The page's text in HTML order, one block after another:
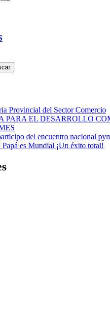
Provincial del Sector Comercio
PARA EL DESARROLLO
del encuentro nacional
Papá es Mundial ¡Un éxito total!